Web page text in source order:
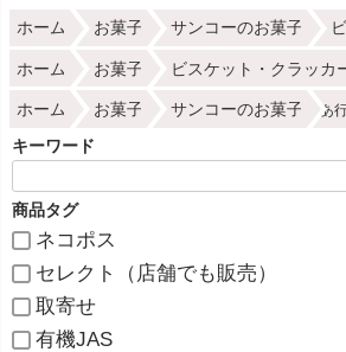
ホーム お菓子 サンコーのお菓子
ホーム お菓子 ビスケット・クラッカ
ホーム お菓子 サンコーのお菓子 あ
キーワード
商品タグ
ネコポス
セレクト（店舗でも販売）
取寄せ
有機JAS